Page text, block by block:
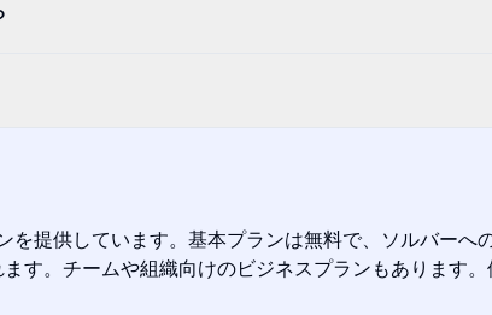
提供しています。基本プランは無料で、ソルバー
す。チームや組織向けのビジネスプランもあります